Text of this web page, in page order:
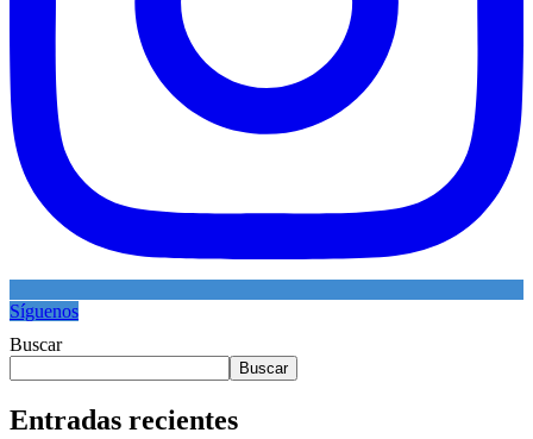
Síguenos
Buscar
Buscar
Entradas recientes